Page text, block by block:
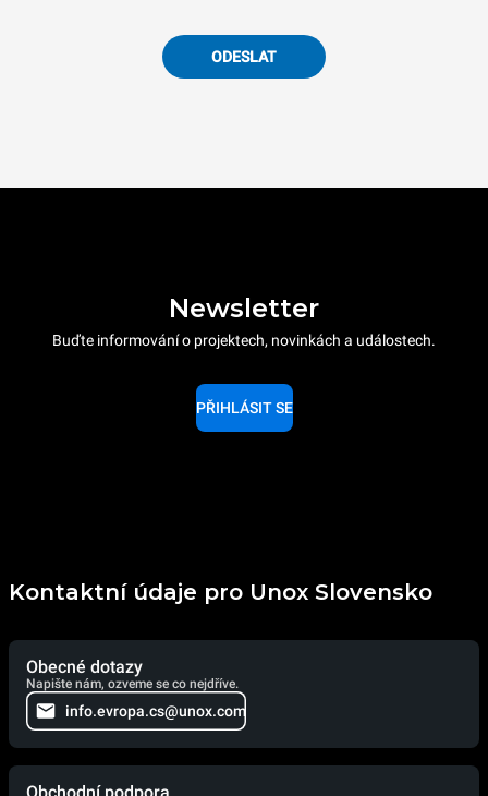
ODESLAT
Newsletter
Buďte informování o projektech, novinkách a událostech.
PŘIHLÁSIT SE
Kontaktní údaje pro Unox Slovensko
Obecné dotazy
Napište nám, ozveme se co nejdříve.
info.evropa.cs@unox.com